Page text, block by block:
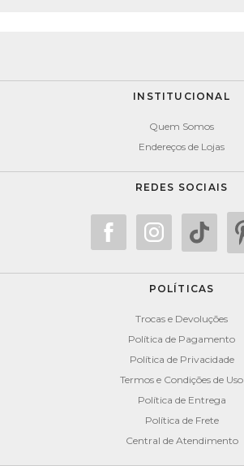
INSTITUCIONAL
Quem Somos
Endereços de Lojas
REDES SOCIAIS
POLÍTICAS
Trocas e Devoluções
Política de Pagamento
Política de Privacidade
Termos e Condições de Uso
Política de Entrega
Política de Frete
Central de Atendimento